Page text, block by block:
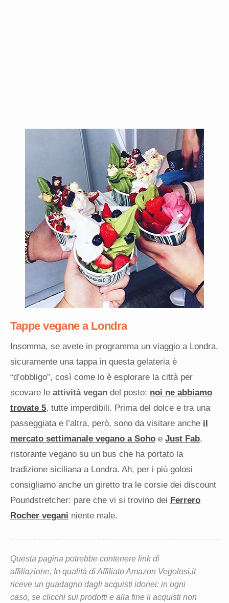
Tappe vegane a Londra
Insomma, se avete in programma un viaggio a Londra,
sicuramente una tappa in questa gelateria è
“d’obbligo”, così come lo è esplorare la città per
scovare le attività vegan del posto: noi ne abbiamo
trovate 5, tutte imperdibili. Prima del dolce e tra una
passeggiata e l’altra, però, sono da visitare anche il
mercato settimanale vegano a Soho e Just Fab,
ristorante vegano su un bus che ha portato la
tradizione siciliana a Londra. Ah, per i più golosi
consigliamo anche un giretto tra le corsie dei discount
Poundstretcher: pare che vi si trovino dei Ferrero
Rocher vegani niente male.
Questa pagina potrebbe contenere link di
affiliazione. In qualità di Affiliato Amazon Vegolosi.it
riceve un guadagno dagli acquisti idonei: in ogni
caso, se clicchi sui prodotti e alla fine li acquisti non